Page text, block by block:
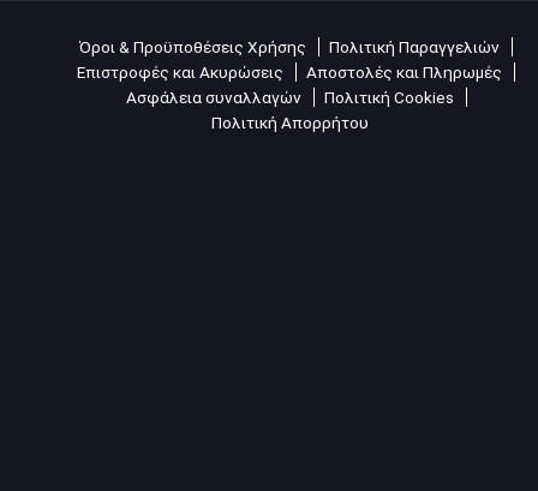
Όροι & Προϋποθέσεις Χρήσης
Πολιτική Παραγγελιών
Επιστροφές και Ακυρώσεις
Αποστολές και Πληρωμές
Ασφάλεια συναλλαγών
Πολιτική Cookies
Πολιτική Απορρήτου